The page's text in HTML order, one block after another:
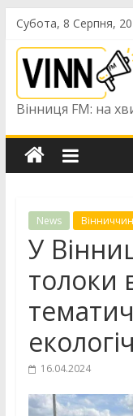
Skip
content
Субота, 8 Серпня,
Вінниця FM: на
News
У
толоки
16.04.2024